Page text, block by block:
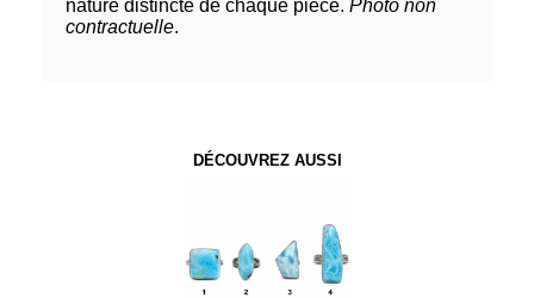
nature distincte de chaque pièce. Photo non
contractuelle.
DÉCOUVREZ AUSSI